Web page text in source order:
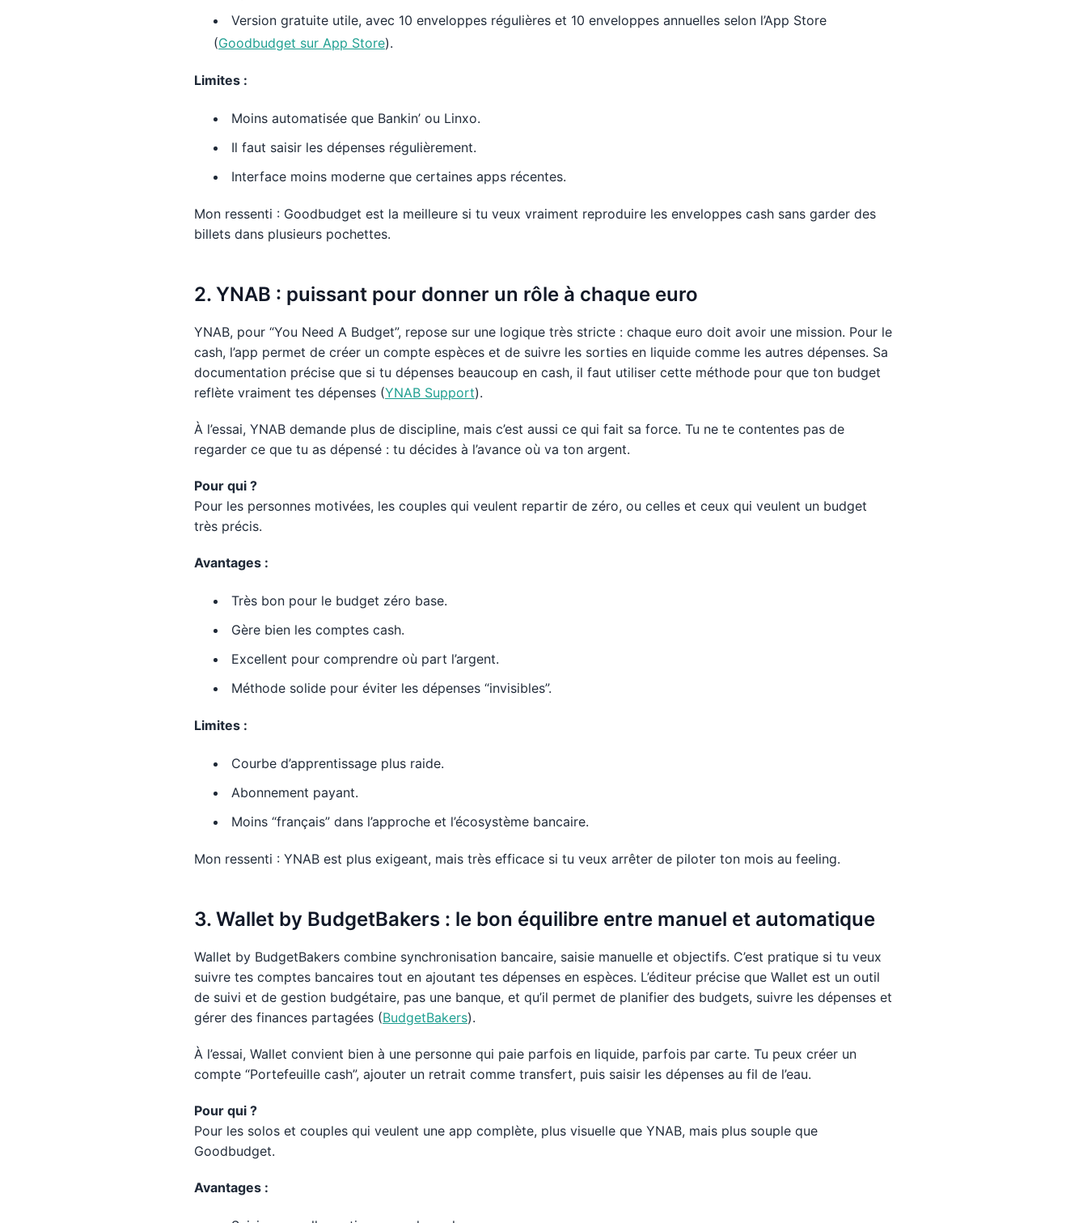
Version gratuite utile, avec 10 enveloppes régulières et 10 enveloppes annuelles selon l’App Store
(Goodbudget sur App Store).
Limites :
Moins automatisée que Bankin’ ou Linxo.
Il faut saisir les dépenses régulièrement.
Interface moins moderne que certaines apps récentes.
Mon ressenti : Goodbudget est la meilleure si tu veux vraiment reproduire les enveloppes cash sans garder des
billets dans plusieurs pochettes.
2. YNAB : puissant pour donner un rôle à chaque euro
YNAB, pour “You Need A Budget”, repose sur une logique très stricte : chaque euro doit avoir une mission. Pour le
cash, l’app permet de créer un compte espèces et de suivre les sorties en liquide comme les autres dépenses. Sa
documentation précise que si tu dépenses beaucoup en cash, il faut utiliser cette méthode pour que ton budget
reflète vraiment tes dépenses (YNAB Support).
À l’essai, YNAB demande plus de discipline, mais c’est aussi ce qui fait sa force. Tu ne te contentes pas de
regarder ce que tu as dépensé : tu décides à l’avance où va ton argent.
Pour qui ?
Pour les personnes motivées, les couples qui veulent repartir de zéro, ou celles et ceux qui veulent un budget
très précis.
Avantages :
Très bon pour le budget zéro base.
Gère bien les comptes cash.
Excellent pour comprendre où part l’argent.
Méthode solide pour éviter les dépenses “invisibles”.
Limites :
Courbe d’apprentissage plus raide.
Abonnement payant.
Moins “français” dans l’approche et l’écosystème bancaire.
Mon ressenti : YNAB est plus exigeant, mais très efficace si tu veux arrêter de piloter ton mois au feeling.
3. Wallet by BudgetBakers : le bon équilibre entre manuel et automatique
Wallet by BudgetBakers combine synchronisation bancaire, saisie manuelle et objectifs. C’est pratique si tu veux
suivre tes comptes bancaires tout en ajoutant tes dépenses en espèces. L’éditeur précise que Wallet est un outil
de suivi et de gestion budgétaire, pas une banque, et qu’il permet de planifier des budgets, suivre les dépenses et
gérer des finances partagées (BudgetBakers).
À l’essai, Wallet convient bien à une personne qui paie parfois en liquide, parfois par carte. Tu peux créer un
compte “Portefeuille cash”, ajouter un retrait comme transfert, puis saisir les dépenses au fil de l’eau.
Pour qui ?
Pour les solos et couples qui veulent une app complète, plus visuelle que YNAB, mais plus souple que
Goodbudget.
Avantages :